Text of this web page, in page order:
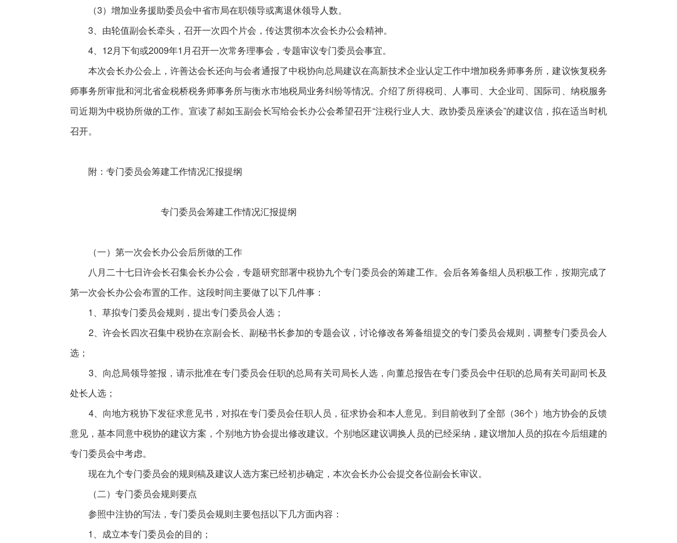
（3）增加业务援助委员会中省市局在职领导或离退休领导人数。
3、由轮值副会长牵头，召开一次四个片会，传达贯彻本次会长办公会精神。
4、12月下旬或2009年1月召开一次常务理事会，专题审议专门委员会事宜。
本次会长办公会上，许善达会长还向与会者通报了中税协向总局建议在高新技术企业认定工作中增加税务师事务所，建议恢复税务
师事务所审批和河北省金税桥税务师事务所与衡水市地税局业务纠纷等情况。介绍了所得税司、人事司、大企业司、国际司、纳税服务
司近期为中税协所做的工作。宣读了郝如玉副会长写给会长办公会希望召开“注税行业人大、政协委员座谈会”的建议信，拟在适当时机
召开。
附：专门委员会筹建工作情况汇报提纲
专门委员会筹建工作情况汇报提纲
（一）第一次会长办公会后所做的工作
八月二十七日许会长召集会长办公会，专题研究部署中税协九个专门委员会的筹建工作。会后各筹备组人员积极工作，按期完成了
第一次会长办公会布置的工作。这段时间主要做了以下几件事：
1、草拟专门委员会规则，提出专门委员会人选；
2、许会长四次召集中税协在京副会长、副秘书长参加的专题会议，讨论修改各筹备组提交的专门委员会规则，调整专门委员会人
选；
3、向总局领导签报，请示批准在专门委员会任职的总局有关司局长人选，向董总报告在专门委员会中任职的总局有关司副司长及
处长人选；
4、向地方税协下发征求意见书，对拟在专门委员会任职人员，征求协会和本人意见。到目前收到了全部（36个）地方协会的反馈
意见，基本同意中税协的建议方案，个别地方协会提出修改建议。个别地区建议调换人员的已经采纳，建议增加人员的拟在今后组建的
专门委员会中考虑。
现在九个专门委员会的规则稿及建议人选方案已经初步确定，本次会长办公会提交各位副会长审议。
（二）专门委员会规则要点
参照中注协的写法，专门委员会规则主要包括以下几方面内容：
1、成立本专门委员会的目的；